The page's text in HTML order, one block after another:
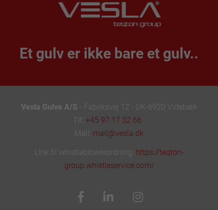
Et gulv er ikke bare et gulv..
Vesla Gulve A/S - Fabriksvej 12 - DK-6920 Videbæk
Tlf: +45 97 17 32 66
Mail: mail@vesla.dk
Link til whistleblowerordning: https://teqton-
group.whistleservice.com/